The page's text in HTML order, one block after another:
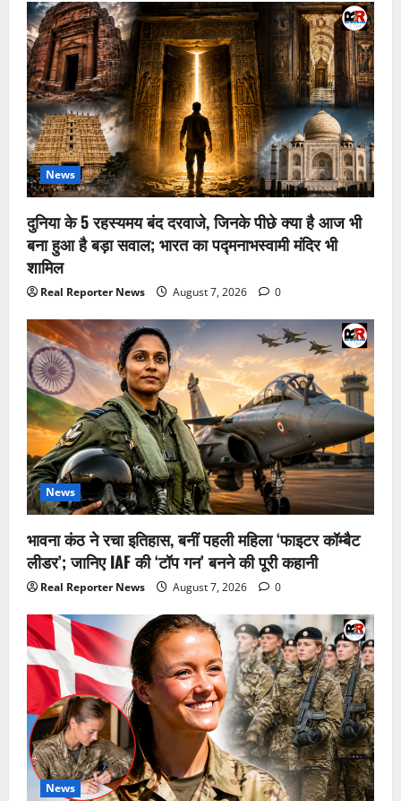
News
दुनिया के 5 रहस्यमय बंद दरवाजे, जिनके पीछे क्या है आज भी
बना हुआ है बड़ा सवाल; भारत का पद्मनाभस्वामी मंदिर भी
शामिल
Real Reporter News August 7, 2026 0
News
भावना कंठ ने रचा इतिहास, बनीं पहली महिला ‘फाइटर कॉम्बैट
लीडर’; जानिए IAF की ‘टॉप गन’ बनने की पूरी कहानी
Real Reporter News August 7, 2026 0
News